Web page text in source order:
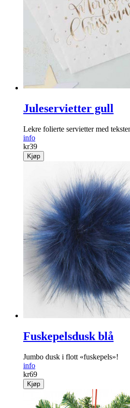
Juleservietter gull
Lekre folierte servietter med
info
kr39
Kjøp
Fuskepelsdusk blå
Jumbo dusk i flott «fuskepels»!
info
kr69
Kjøp